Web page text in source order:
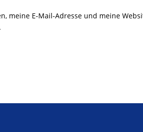
meine E-Mail-Adresse und meine